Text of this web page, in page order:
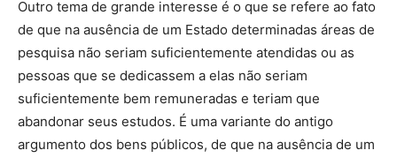
Outro tema de grande interesse é o que se refere ao fato
de que na ausência de um Estado determinadas áreas de
pesquisa não seriam suficientemente atendidas ou as
pessoas que se dedicassem a elas não seriam
suficientemente bem remuneradas e teriam que
abandonar seus estudos. É uma variante do antigo
argumento dos bens públicos, de que na ausência de um